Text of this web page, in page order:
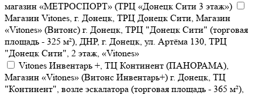
магазин «МЕТРОСПОРТ» (ТРЦ «Донецк Сити 3 этаж»)
Магазин Vitones, г. Донецк, ТРЦ Донецк Сити, Магазин
«Vitones» (Витонс) г. Донецк, ТРЦ "Донецк Сити" (торговая
площадь - 325 м²), ДНР, г. Донецк, ул. Артёма 130, ТРЦ
"Донецк Сити", 2 этаж, «Vitones»
Vitones Инвентарь +, ТЦ Континент (ПАНОРАМА),
Магазин «Vitones» (Витонс Инвентарь+) г. Донецк, ТЦ
"Континент", возле эскалатора (торговая площадь - 365 м²),